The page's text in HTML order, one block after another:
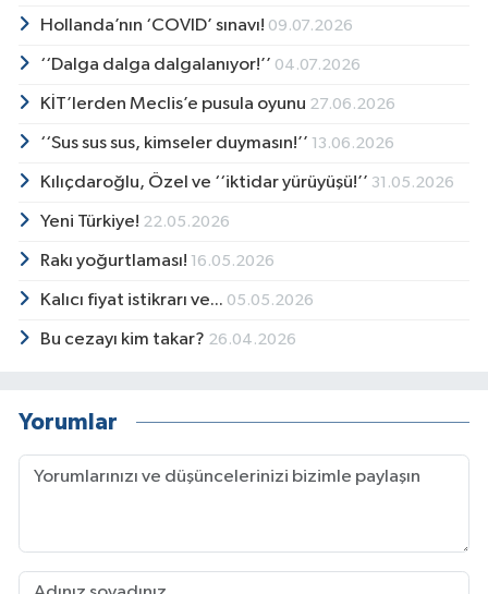
Hollanda’nın ‘COVID’ sınavı! 09.07.2026
‘‘Dalga dalga dalgalanıyor!’’ 04.07.2026
KİT’lerden Meclis’e pusula oyunu 27.06.2026
‘‘Sus sus sus, kimseler duymasın!’’ 13.06.2026
Kılıçdaroğlu, Özel ve ‘‘iktidar yürüyüşü!’’ 31.05.2026
Yeni Türkiye! 22.05.2026
Rakı yoğurtlaması! 16.05.2026
Kalıcı fiyat istikrarı ve... 05.05.2026
Bu cezayı kim takar? 26.04.2026
Yorumlar